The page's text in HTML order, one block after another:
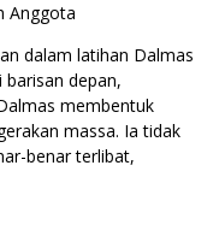
Anggota
dalam latihan Dalmas
barisan depan,
membentuk
massa. Ia tidak
benar terlibat,